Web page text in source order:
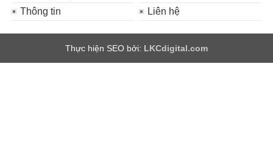
Thông tin
Liên hệ
Thực hiện SEO bởi: LKCdigital.com